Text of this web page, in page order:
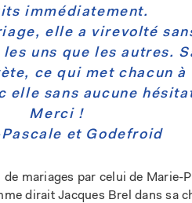
immédiatement.
elle a virevolté
uns que les autres.
ce qui met chacun à
elle sans aucune
Merci !
et Godefroid
mariages par celui de
dirait Jacques Brel dans sa